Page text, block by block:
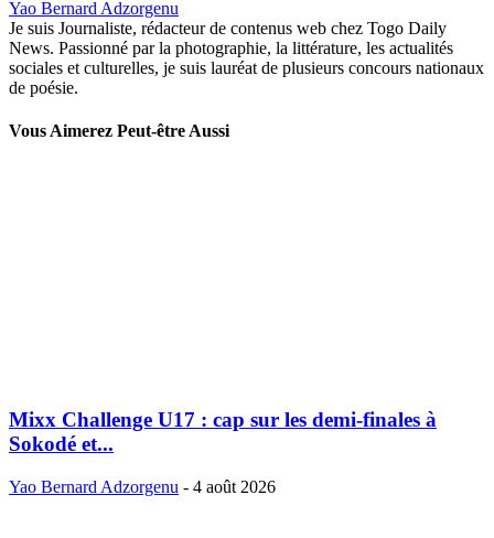
Yao Bernard Adzorgenu
Je suis Journaliste, rédacteur de contenus web chez Togo Daily
News. Passionné par la photographie, la littérature, les actualités
sociales et culturelles, je suis lauréat de plusieurs concours nationaux
de poésie.
Vous Aimerez Peut-être Aussi
Mixx Challenge U17 : cap sur les demi-finales à
Sokodé et...
Yao Bernard Adzorgenu - 4 août 2026